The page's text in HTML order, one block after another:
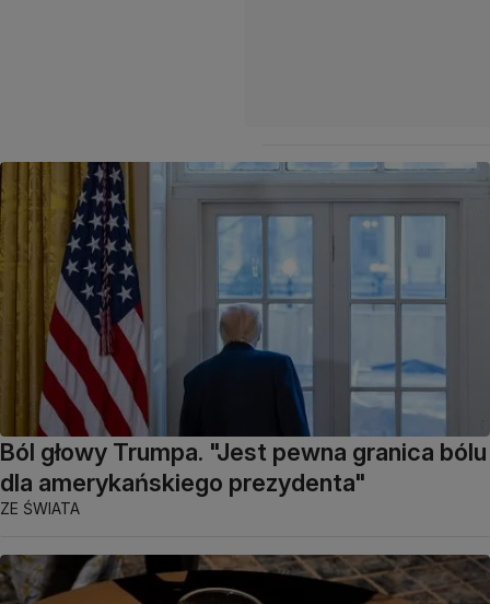
Ból głowy Trumpa. "Jest pewna granica bólu
dla amerykańskiego prezydenta"
ZE ŚWIATA